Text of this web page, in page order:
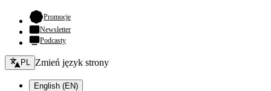
Promocje- otwiera się w nowej karcie
Newsletter
Podcasty
Zmień język - bieżący:
PL Zmień język strony
English (EN)